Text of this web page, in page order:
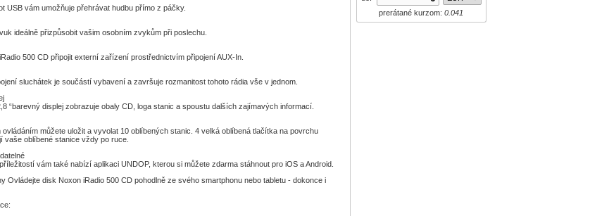
prerátané kurzom:0.041
USB vám umožňuje přehrávat hudbu přímo z páčky.
ideálně přizpůsobit vašim osobním zvykům při poslechu.
500 CD připojit externí zařízení prostřednictvím připojení AUX-In.
sluchátek
je součástí vybavení a završuje rozmanitost tohoto rádia vše v jednom.
“barevný displej zobrazuje obaly CD, loga stanic a spoustu dalších zajímavých informací.
ovládáním můžete uložit a vyvolat 10 oblíbených stanic. 4 velká oblíbená tlačítka na povrchu
vaše oblíbené stanice vždy po ruce.
vám také nabízí aplikaci UNDOP, kterou si můžete zdarma stáhnout pro iOS a Android.
Ovládejte disk Noxon iRadio 500 CD pohodlně ze svého smartphonu nebo tabletu - dokonce i